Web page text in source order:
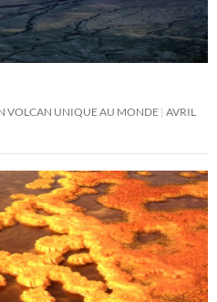
VOLCAN UNIQUE AU MONDE AVRIL